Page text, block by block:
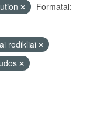
Formatai:
rodikliai